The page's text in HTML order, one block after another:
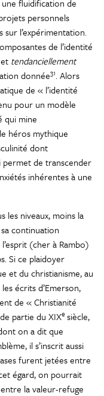
fluidification de
personnels
l’expérimentation.
de l’identité
tendanciellement
donnée31. Alors
de « l’identité
pour un modèle
qui mine
héros mythique
dont
permet de transcender
inhérentes à une
les niveaux, moins la
continuation
(cher à Rambo)
Si ce plaidoyer
et du christianisme, au
écrits d’Emerson,
de « Christianité
partie du XIXe siècle,
on a dit que
il s’inscrit aussi
furent jetées entre
égard, on pourrait
la valeur-refuge